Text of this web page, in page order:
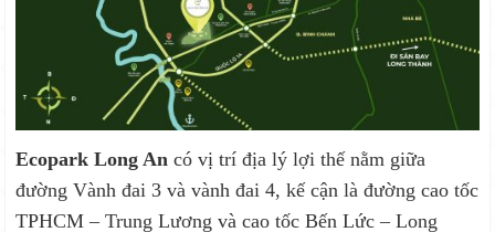
Ecopark Long An có vị trí địa lý lợi thế nằm giữa
đường Vành đai 3 và vành đai 4, kế cận là đường cao tốc
TPHCM – Trung Lương và cao tốc Bến Lức – Long